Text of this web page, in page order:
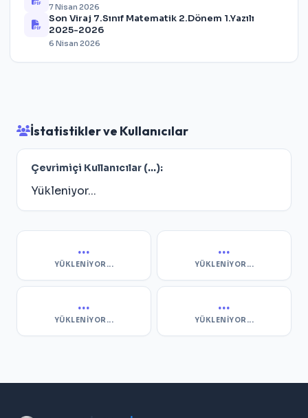
7 Nisan 2026
Son Viraj 7.Sınıf Matematik 2.Dönem 1.Yazılı
2025-2026
6 Nisan 2026
İstatistikler ve Kullanıcılar
Çevrimiçi Kullanıcılar (...):
Yükleniyor...
...
YÜKLENIYOR...
...
YÜKLENIYOR...
...
YÜKLENIYOR...
...
YÜKLENIYOR...